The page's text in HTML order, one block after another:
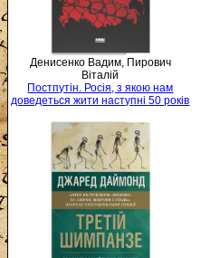
Денисенко Вадим, Пирович
Віталій
Постпутін. Росія, з якою нам
доведеться жити наступні 50 років